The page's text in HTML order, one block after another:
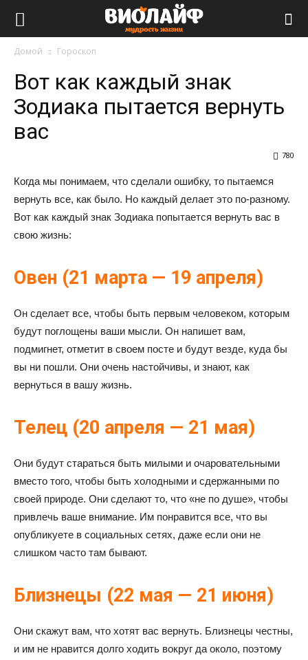
Домой Гороскоп
Вот как каждый знак
Зодиака пытается вернуть
вас
780
Когда мы понимаем, что сделали ошибку, то пытаемся
вернуть все, как было. Но каждый делает это по-разному.
Вот как каждый знак Зодиака попытается вернуть вас в
свою жизнь:
Овен (21 марта — 19 апреля)
Он сделает все, чтобы быть первым человеком, которым
будут поглощены ваши мысли. Он напишет вам,
подмигнет, отметит в своем посте и будут везде, куда бы
вы ни пошли. Они очень настойчивы, и знают, как
вернуться в вашу жизнь.
Телец (20 апреля — 21 мая)
Они будут стараться быть милыми и очаровательными
вместо того, чтобы быть холодными и сдержанными по
своей природе. Они сделают то, что «не по душе», чтобы
привлечь ваше внимание. Им понравится все, что вы
опубликуете в социальных сетях, даже если они не
слишком часто там бывают.
Близнецы (22 мая — 21 июня)
Они скажут вам, что хотят вас вернуть. Близнецы честны,
и им не нравится долго ходить вокруг да около, поэтому